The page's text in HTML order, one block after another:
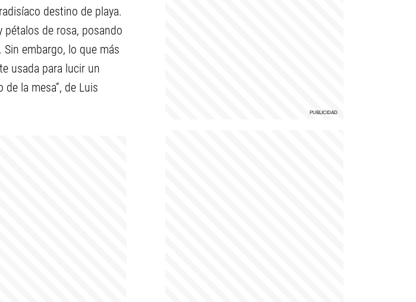
destino de playa.
pétalos de rosa, posando
embargo, lo que más
usada para lucir un
la mesa”, de Luis